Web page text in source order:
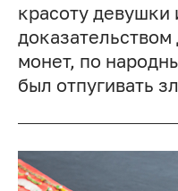
красоту девушки
монет, по
был отпугивать